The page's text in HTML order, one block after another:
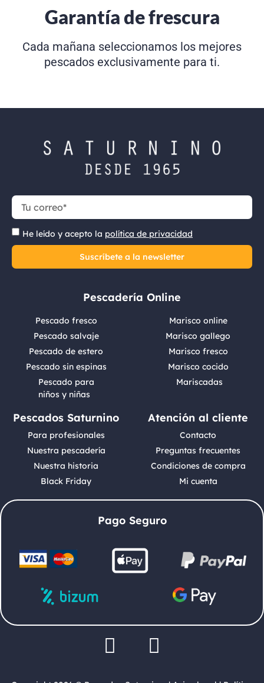
Garantía de frescura
Cada mañana seleccionamos los mejores
pescados exclusivamente para ti.
He leído y acepto la política de privacidad
Suscríbete a la newsletter
Pescadería Online
Pescado fresco
Pescado salvaje
Pescado de estero
Pescado sin espinas
Pescado para
niños y niñas
Marisco online
Marisco gallego
Marisco fresco
Marisco cocido
Mariscadas
Pescados Saturnino
Para profesionales
Nuestra pescadería
Nuestra historia
Black Friday
Atención al cliente
Contacto
Preguntas frecuentes
Condiciones de compra
Mi cuenta
Pago Seguro